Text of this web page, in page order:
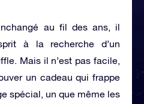
au fil des ans, il
à la recherche d’un
Mais il n’est pas facile,
un cadeau qui frappe
spécial, un que même les